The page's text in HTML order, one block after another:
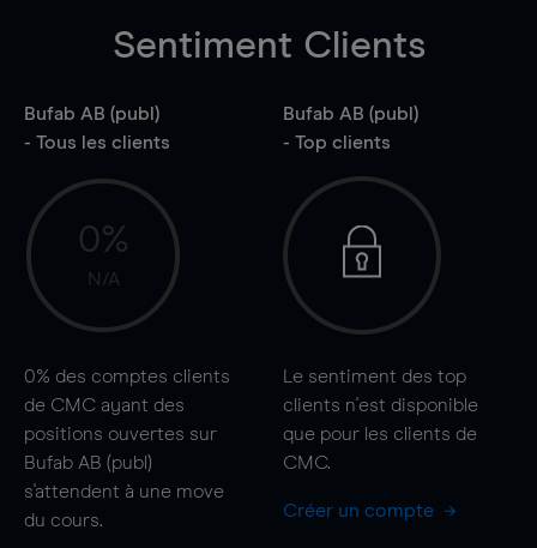
Sentiment Clients
Bufab AB (publ)
- Tous les clients
0%
N/A
0% des comptes clients
de CMC ayant des
positions ouvertes sur
Bufab AB (publ)
s'attendent à une move
du cours.
Bufab AB (publ)
- Top clients
Le sentiment des top
clients n'est disponible
que pour les clients de
CMC.
Créer un compte